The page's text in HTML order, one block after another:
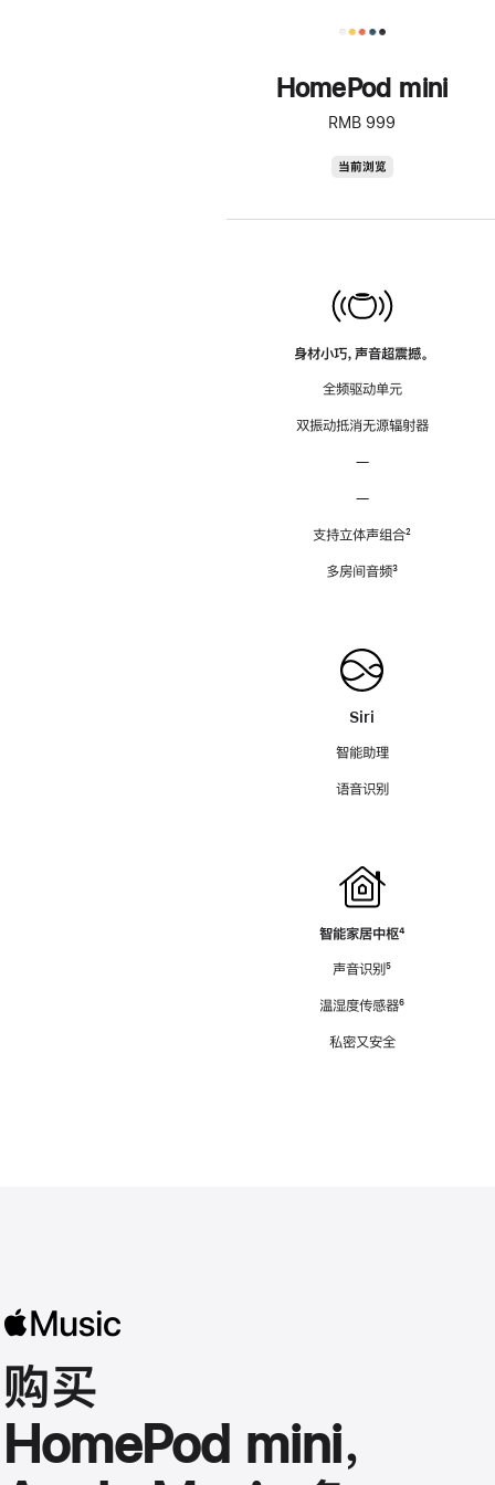
HomePod mini
RMB 999
当前浏览
身材小巧，声音超震撼。
全频驱动单元
双振动抵消无源辐射器
—
—
支持立体声组合脚
²
多房间音频脚
³
Siri
智能助理
语音识别
智能家居中枢脚
⁴
声音识别脚
⁵
温湿度传感器脚
⁶
私密又安全
购买
HomePod mini，